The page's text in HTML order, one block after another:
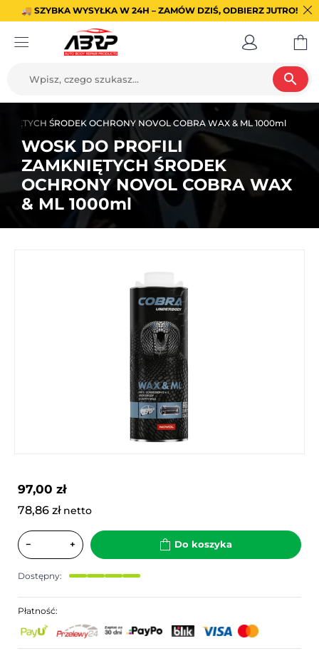
🚚 SZYBKA WYSYŁKA W 24H – ZAMÓW DZIŚ, ODBIERZ JUTRO!
search
ŚRODEK OCHRONY NOVOL COBRA WAX & ML 1000ml
WOSK DO PROFILI
ZAMKNIĘTYCH ŚRODEK
OCHRONY NOVOL COBRA WAX
& ML 1000ml
97,00 zł
78,86 zł netto
− + Do koszyka
Dostępny:
Płatność: